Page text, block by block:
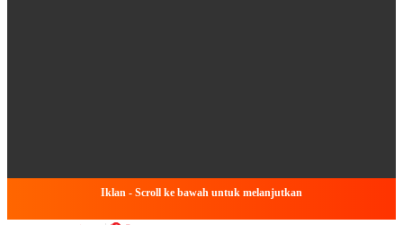
Iklan - Scroll ke bawah untuk melanjutkan